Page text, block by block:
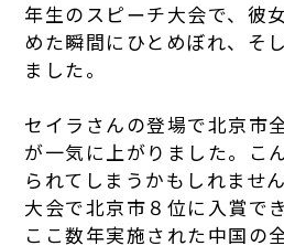
年生のスピーチ大会で、彼
めた瞬間にひとめぼれ、そ
ました。
セイラさんの登場で北京市
が一気に上がりました。こ
られてしまうかもしれませ
大会で北京市８位に入賞で
ここ数年実施された中国の